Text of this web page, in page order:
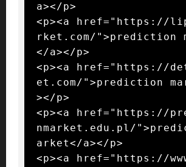
a></p>
<p><a href="https://
rket.com/">prediction
</a></p>
<p><a href="https://
et.com/">prediction
></p>
<p><a href="https://
nmarket.edu.pl/
arket</a></p>
<p><a href="https://